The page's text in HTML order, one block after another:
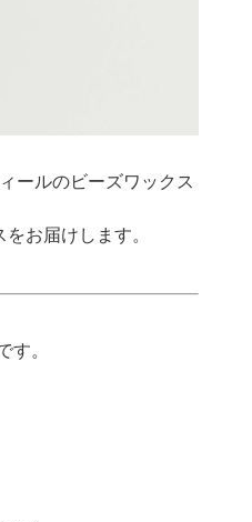
ールのビーズワックス
お届けします。
す。